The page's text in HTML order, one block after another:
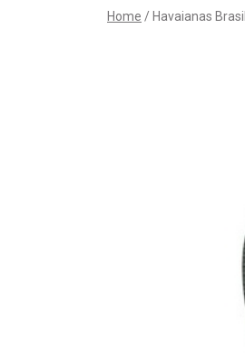
Home Havaianas